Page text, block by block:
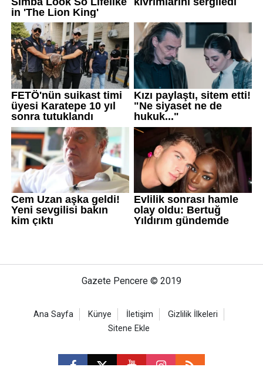
Gazete Pencere © 2019
Ana Sayfa Künye İletişim
Gizlilik İlkeleri
Sitene Ekle